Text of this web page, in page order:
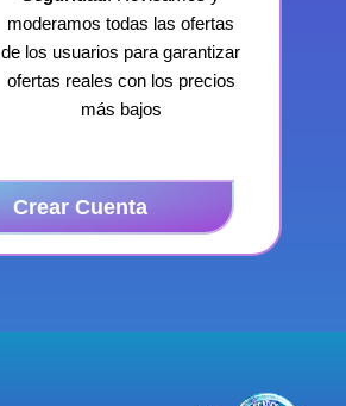
moderamos todas las ofertas
de los usuarios para garantizar
ofertas reales con los precios
más bajos
Crear Cuenta